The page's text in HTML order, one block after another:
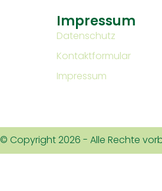
Impressum
Datenschutz
Kontaktformular
Impressum
© Copyright 2026 - Alle Rechte